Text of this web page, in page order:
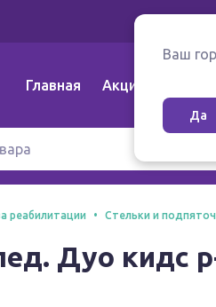
Главная Акции
Ваш
Да
реабилитации Стельки и
Дуо кидс